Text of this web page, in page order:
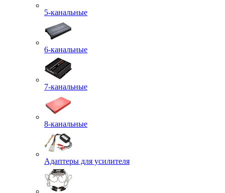
5-канальные
6-канальные
7-канальные
8-канальные
Адаптеры для усилителя